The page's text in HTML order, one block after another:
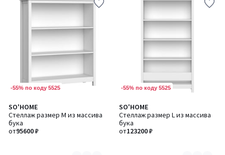
-55% по коду 5525
SO'HOME
Стеллаж размер М из массива
бука
от95600 ₽
Количество
цветов:
2
-55% по коду 5525
SO'HOME
Стеллаж размер L из массива
бука
от123200 ₽
Количество
цветов:
2